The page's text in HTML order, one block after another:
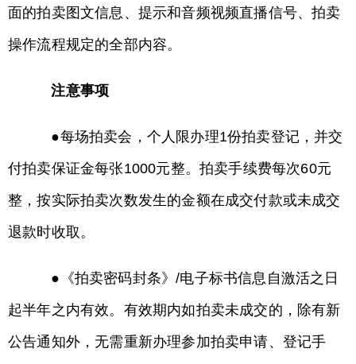
面的拍卖图文信息、提示和音频视频直播信号、拍卖
操作流程规定的全部内容。
注意事项
●每场拍卖会，个人限办理1份拍卖登记，并交
付拍卖保证金每张1000元整。拍卖手续费每次60元
整，按实际拍卖次数发生的金额在成交付款或未成交
退款时收取。
●《拍卖密码封条》/电子标书信息自激活之日
起半年之内有效。有效期内如拍卖未成交的，除有新
公告通知外，无需重新办理参加拍卖申请、登记手